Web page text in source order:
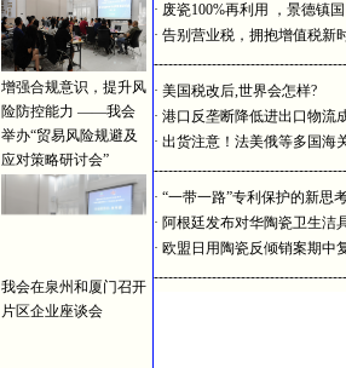
增强合规意识，提升风
险防控能力 ——我会
举办“贸易风险规避及
应对策略研讨会”
我会在泉州和厦门召开
片区企业座谈会
· 废瓷100%再利用 ，景德镇
· 告别营业税，拥抱增值税新
· 美国税改后,世界会怎样?
· 港口反垄断降低进出口物流
· 出货注意！法美俄等多国海
· “一带一路”专利保护的新思
· 阿根廷发布对华陶瓷卫生洁
· 欧盟日用陶瓷反倾销案期中